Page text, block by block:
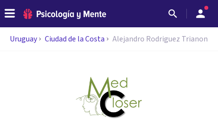
Uruguay Ciudad de la Costa Alejandro Rodriguez Trianon